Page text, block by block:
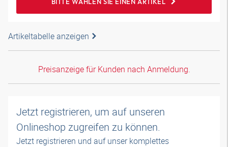
Artikeltabelle anzeigen
Preisanzeige für Kunden nach Anmeldung.
Jetzt registrieren, um auf unseren
Onlineshop zugreifen zu können.
Jetzt registrieren und auf unser komplettes